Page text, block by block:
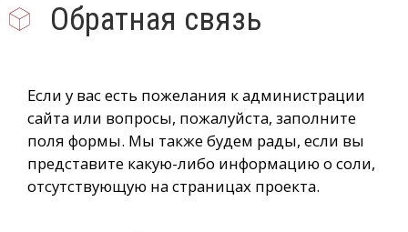
Обратная связь
Если у вас есть пожелания к администрации
сайта или вопросы, пожалуйста, заполните
поля формы. Мы также будем рады, если вы
представите какую-либо информацию о соли,
отсутствующую на страницах проекта.